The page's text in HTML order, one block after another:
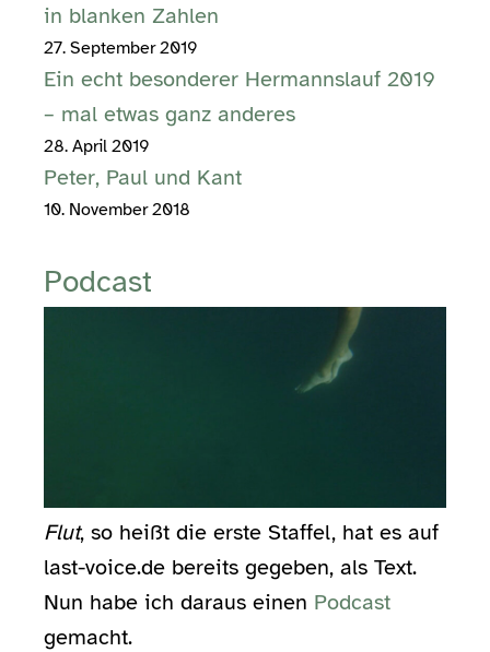
in blanken Zahlen
27. September 2019
Ein echt besonderer Hermannslauf 2019
– mal etwas ganz anderes
28. April 2019
Peter, Paul und Kant
10. November 2018
Podcast
Flut, so heißt die erste Staffel, hat es auf
last-voice.de bereits gegeben, als Text.
Nun habe ich daraus einen Podcast
gemacht.